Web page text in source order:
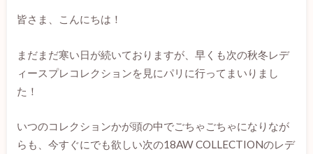
皆さま、こんにちは！
まだまだ寒い日が続いておりますが、早くも次の秋冬レデ
ィースプレコレクションを見にパリに行ってまいりまし
た！
いつのコレクションかが頭の中でごちゃごちゃになりなが
らも、今すぐにでも欲しい次の18AW COLLECTIONのレデ